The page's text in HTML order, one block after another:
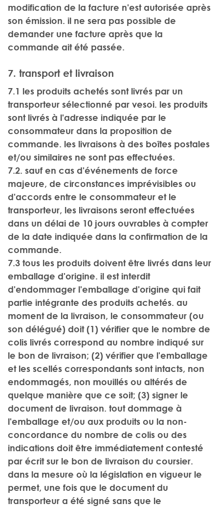
modification de la facture n'est autorisée après
son émission. il ne sera pas possible de
demander une facture après que la
commande ait été passée.
7. transport et livraison
7.1 les produits achetés sont livrés par un
transporteur sélectionné par vesoi. les produits
sont livrés à l'adresse indiquée par le
consommateur dans la proposition de
commande. les livraisons à des boîtes postales
et/ou similaires ne sont pas effectuées.
7.2. sauf en cas d'événements de force
majeure, de circonstances imprévisibles ou
d'accords entre le consommateur et le
transporteur, les livraisons seront effectuées
dans un délai de 10 jours ouvrables à compter
de la date indiquée dans la confirmation de la
commande.
7.3 tous les produits doivent être livrés dans leur
emballage d'origine. il est interdit
d'endommager l'emballage d'origine qui fait
partie intégrante des produits achetés. au
moment de la livraison, le consommateur (ou
son délégué) doit (1) vérifier que le nombre de
colis livrés correspond au nombre indiqué sur
le bon de livraison; (2) vérifier que l'emballage
et les scellés correspondants sont intacts, non
endommagés, non mouillés ou altérés de
quelque manière que ce soit; (3) signer le
document de livraison. tout dommage à
l'emballage et/ou aux produits ou la non-
concordance du nombre de colis ou des
indications doit être immédiatement contesté
par écrit sur le bon de livraison du coursier.
dans la mesure où la législation en vigueur le
permet, une fois que le document du
transporteur a été signé sans que le